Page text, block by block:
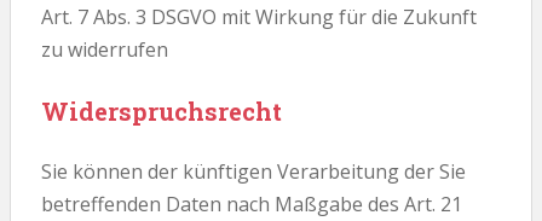
Art. 7 Abs. 3 DSGVO mit Wirkung für die Zukunft
zu widerrufen
Widerspruchsrecht
Sie können der künftigen Verarbeitung der Sie
betreffenden Daten nach Maßgabe des Art. 21